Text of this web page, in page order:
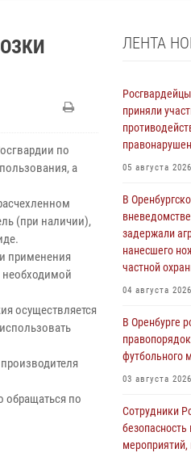
по
а
(при наличии),
применения
необходимой
осуществляется
обращаться по
ЛЕНТА
приняли
05 августа
В
задержали
нанесшего
частной
04 августа
В Оренбурге
футбольного
03 августа
Сотрудники